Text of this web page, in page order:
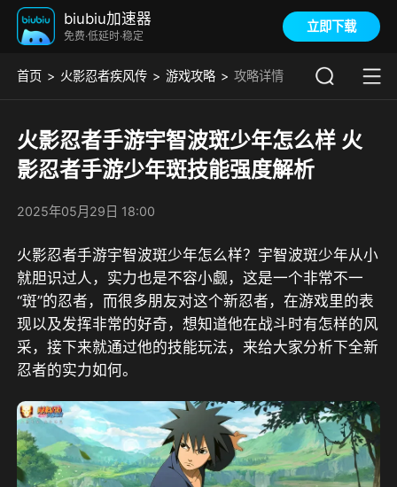
biubiu加速器
免费·低延时·稳定
立即下载
首页 火影忍者疾风传 游戏攻略 攻略详情
火影忍者手游宇智波斑少年怎么样 火
影忍者手游少年斑技能强度解析
2025年05月29日 18:00
火影忍者手游宇智波斑少年怎么样？宇智波斑少年从小
就胆识过人，实力也是不容小觑，这是一个非常不一
“斑”的忍者，而很多朋友对这个新忍者，在游戏里的表
现以及发挥非常的好奇，想知道他在战斗时有怎样的风
采，接下来就通过他的技能玩法，来给大家分析下全新
忍者的实力如何。